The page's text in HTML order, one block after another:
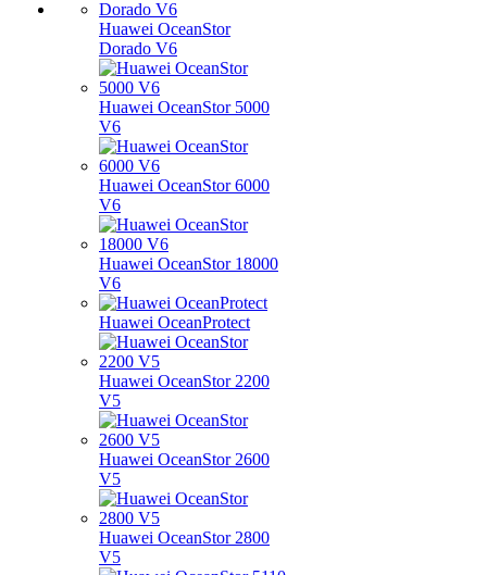
Huawei OceanStor
Dorado V6
Huawei OceanStor 5000
V6
Huawei OceanStor 6000
V6
Huawei OceanStor 18000
V6
Huawei OceanProtect
Huawei OceanStor 2200
V5
Huawei OceanStor 2600
V5
Huawei OceanStor 2800
V5